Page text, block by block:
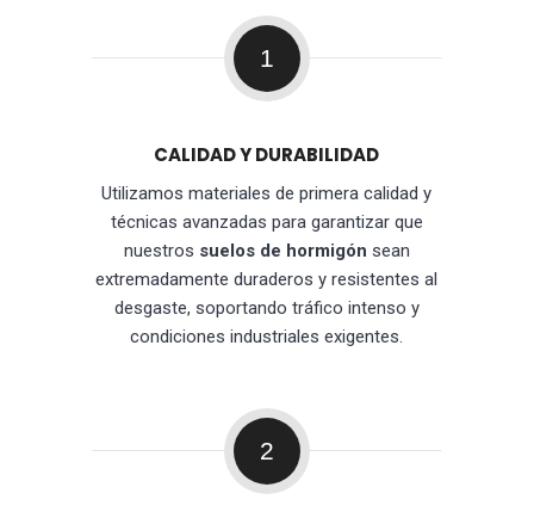
1
CALIDAD Y DURABILIDAD
Utilizamos materiales de primera calidad y
técnicas avanzadas para garantizar que
nuestros suelos de hormigón sean
extremadamente duraderos y resistentes al
desgaste, soportando tráfico intenso y
condiciones industriales exigentes.
2